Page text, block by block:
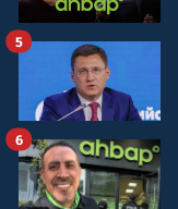
5
6